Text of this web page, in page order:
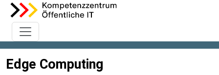
Edge Computing